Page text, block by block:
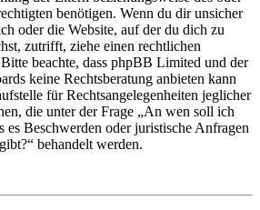
benötigen. Wenn du dir unsicher
oder die Website, auf der du dich zu
zutrifft, ziehe einen rechtlichen
beachte, dass phpBB Limited und der
keine Rechtsberatung anbieten kann
für Rechtsangelegenheiten jeglicher
die unter der Frage „An wen soll ich
es Beschwerden oder juristische Anfragen
behandelt werden.